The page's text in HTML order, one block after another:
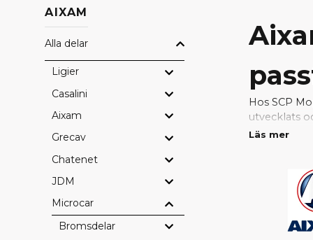
AIXAM
Alla delar
Ligier
Casalini
Aixam
Grecav
Chatenet
JDM
Microcar
Bromsdelar
Hos SCP
utvecklats
passform,
problemfri.
Läs mer